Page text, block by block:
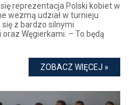
reprezentacja Polski kobiet w
wezmą udział w turnieju
z bardzo silnymi
Węgierkami. – To będą
ZOBACZ WIĘCEJ »